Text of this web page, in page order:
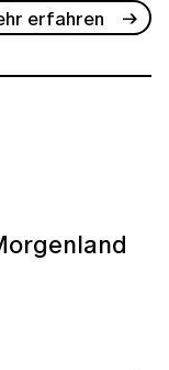
erfahren